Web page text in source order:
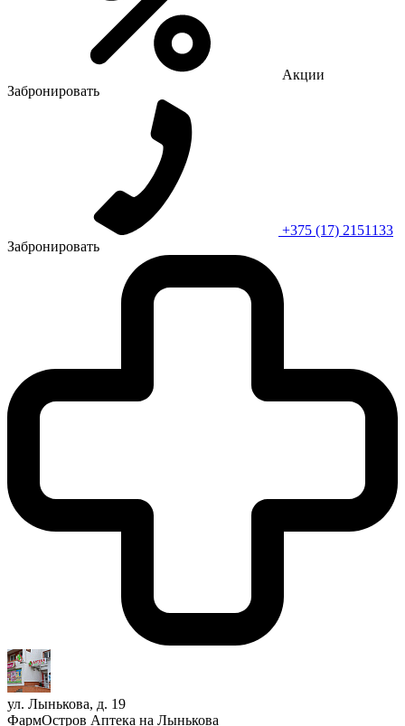
Акции
Забронировать
+375 (17) 2151133
Забронировать
ул. Лынькова, д. 19
ФармОстров Аптека на Лынькова